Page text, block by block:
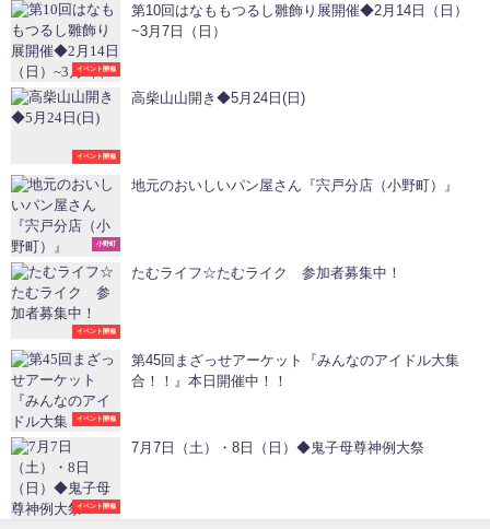
イベント開催
第10回はなももつるし雛飾り展開催◆2月14日（日）
~3月7日（日）
イベント開催
高柴山山開き◆5月24日(日)
小野町
地元のおいしいパン屋さん『宍戸分店（小野町）』
イベント開催
たむライフ☆たむライク 参加者募集中！
イベント開催
第45回まざっせアーケット『みんなのアイドル大集
合！！』本日開催中！！
イベント開催
7月7日（土）・8日（日）◆鬼子母尊神例大祭